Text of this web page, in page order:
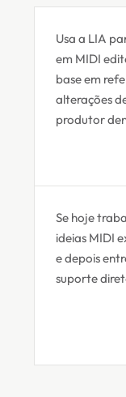
Usa a LIA
em MIDI
base em
alterações
produtor
Se hoje
ideias MIDI
e depois
suporte